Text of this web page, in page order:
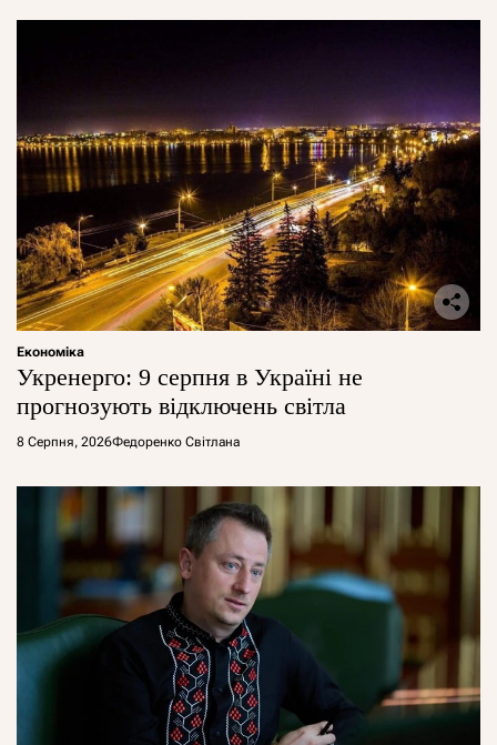
Економіка
Укренерго: 9 серпня в Україні не
прогнозують відключень світла
8 Серпня, 2026Федоренко Світлана